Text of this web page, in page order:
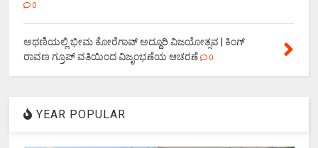
0
ಅಥಣಿಯಲ್ಲಿ ಭೀಮ ಕೋರೆಗಾವ್ ಅದ್ದೂರಿ ವಿಜಯೋತ್ಸವ | ಕಿಂಗ್
ರಾವಣ ಗ್ರೂಪ್ ವತಿಯಿಂದ ವಿಜೃಂಭಣೆಯ ಆಚರಣೆ
0
YEAR POPULAR